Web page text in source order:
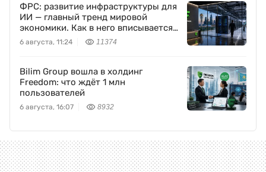
ФРС: развитие инфраструктуры для
ИИ — главный тренд мировой
экономики. Как в него вписывается
Freedom Holding Corp.
6 августа, 11:24 11374
Bilim Group вошла в холдинг
Freedom: что ждёт 1 млн
пользователей
6 августа, 16:07 8932